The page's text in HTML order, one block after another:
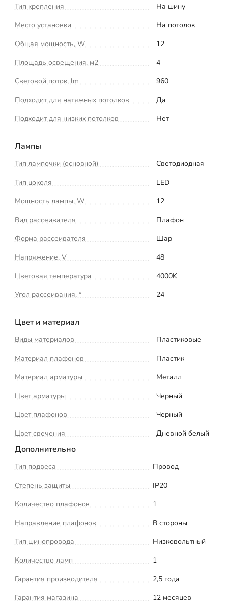
Тип крепления
На шину
Место установки
На потолок
Общая мощность, W
12
Площадь освещения, м2
4
Световой поток, lm
960
Подходит для натяжных потолков
Да
Подходит для низких потолков
Нет
Лампы
Тип лампочки (основной)
Светодиодная
Тип цоколя
LED
Мощность лампы, W
12
Вид рассеивателя
Плафон
Форма рассеивателя
Шар
Напряжение, V
48
Цветовая температура
4000K
Угол рассеивания, °
24
Цвет и материал
Виды материалов
Пластиковые
Материал плафонов
Пластик
Материал арматуры
Металл
Цвет арматуры
Черный
Цвет плафонов
Черный
Цвет свечения
Дневной белый
Дополнительно
Тип подвеса
Провод
Степень защиты
IP20
Количество плафонов
1
Направление плафонов
В стороны
Тип шинопровода
Низковольтный
Количество ламп
1
Гарантия производителя
2,5 года
Гарантия магазина
12 месяцев